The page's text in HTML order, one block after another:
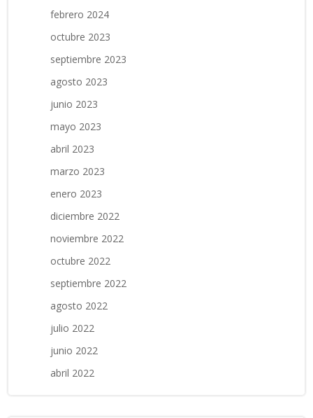
febrero 2024
octubre 2023
septiembre 2023
agosto 2023
junio 2023
mayo 2023
abril 2023
marzo 2023
enero 2023
diciembre 2022
noviembre 2022
octubre 2022
septiembre 2022
agosto 2022
julio 2022
junio 2022
abril 2022